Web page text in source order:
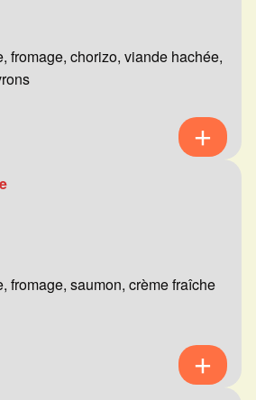
fromage, chorizo, viande hachée,
fromage, saumon, crème fraîche